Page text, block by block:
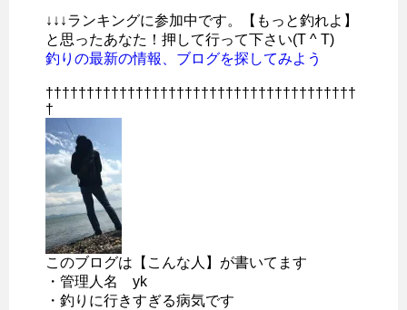
↓↓↓ランキングに参加中です。【もっと釣れよ】
と思ったあなた！押して行って下さい(T ^ T)
釣りの最新の情報、ブログを探してみよう
††††††††††††††††††††††††††††††††††††††
†
このブログは【こんな人】が書いてます
・管理人名 yk
・釣りに行きすぎる病気です